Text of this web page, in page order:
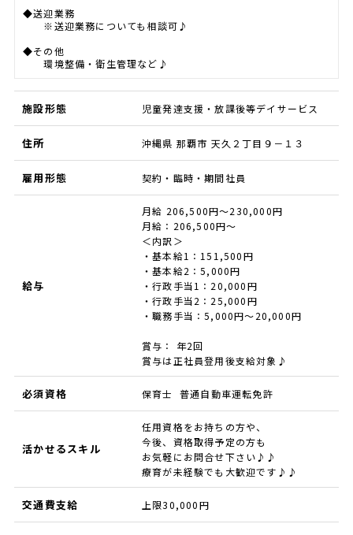
◆送迎業務
※送迎業務についても相談可♪
◆その他
環境整備・衛生管理など♪
施設形態 児童発達支援・放課後等デイサービス
住所 沖縄県 那覇市 天久２丁目９－１３
雇用形態 契約・臨時・期間社員
給与
月給 206,500円～230,000円
月給：206,500円～
＜内訳＞
・基本給1：151,500円
・基本給2：5,000円
・行政手当1：20,000円
・行政手当2：25,000円
・職務手当：5,000円～20,000円
賞与： 年2回
賞与は正社員登用後支給対象♪
必須資格 保育士 普通自動車運転免許
活かせるスキル
任用資格をお持ちの方や、
今後、資格取得予定の方も
お気軽にお問合せ下さい♪♪
療育が未経験でも大歓迎です♪♪
交通費支給 上限30,000円